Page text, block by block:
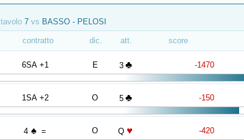
tavolo 7 vs BASSO - PELOSI
contratto dic. att. score
6SA +1 E 3 ♣ -1470
1SA +2 O 5 ♣ -150
4 ♠ = O Q ♥ -420